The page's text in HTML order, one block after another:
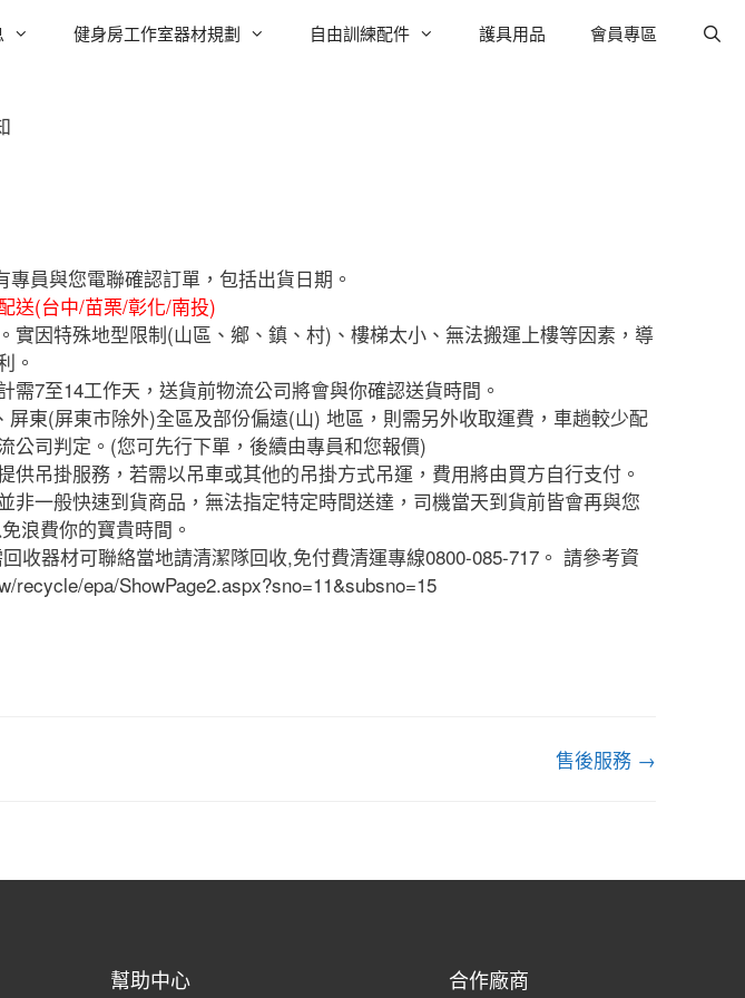
健身房工作室器材規劃 自由訓練配件 護具用品 會員專區
員與您電聯確認訂單，包括出貨日期。
送(台中/苗栗/彰化/南投)
實因特殊地型限制(山區、鄉、鎮、村)、樓梯太小、無法搬運上樓等因素，導
。
需7至14工作天，送貨前物流公司將會與你確認送貨時間。
東(屏東市除外)全區及部份偏遠(山) 地區，則需另外收取運費，車趟較少配
公司判定。(您可先行下單，後續由專員和您報價)
供吊掛服務，若需以吊車或其他的吊掛方式吊運，費用將由買方自行支付。
非一般快速到貨商品，無法指定特定時間送達，司機當天到貨前皆會再與您
浪費你的寶貴時間。
收器材可聯絡當地請清潔隊回收,免付費清運專線0800-085-717。 請參考資
recycle/epa/ShowPage2.aspx?sno=11&subsno=15
售後服務 →
幫助中心 合作廠商